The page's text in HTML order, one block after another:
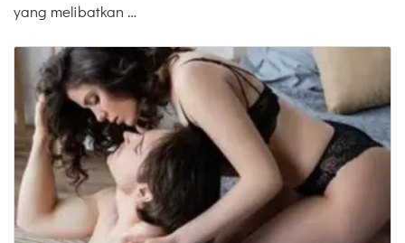
yang melibatkan …